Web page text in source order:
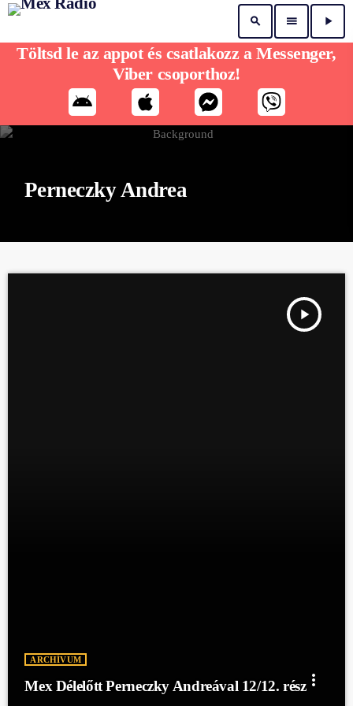
search menu play_arrow
Perneczky Andrea
MEX DÉLELŐTT PERNECZKY ANDREÁVAL 12/12. RÉSZ
play_arrow
ARCHÍVUM
Mex Délelőtt Perneczky Andreával 12/12. részmore_vert
Töltsd le az appot és csatlakozz a Messenger,
Viber csoporthoz!